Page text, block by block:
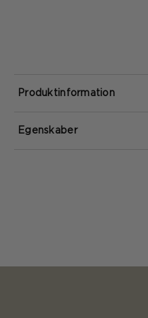
Egenskaber
Produktinformation